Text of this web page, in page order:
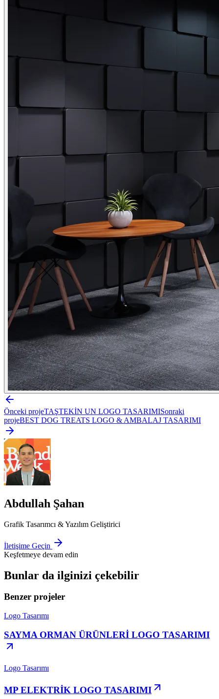
Önceki projeTAŞTEKİN UN LOGO TASARIMISonraki
projeBEST DOG TREATS LOGO & AMBALAJ TASARIMI
Abdullah Şahan
Grafik Tasarımcı & Yazılım Geliştirici
İletişime Geçin
Keşfetmeye devam edin
Bunlar da ilginizi çekebilir
Benzer projeler
Logo Tasarımı
SAYMA ORMAN ÜRÜNLERİ LOGO TASARIMI
Logo Tasarımı
MP ELEKTRİK LOGO TASARIMI